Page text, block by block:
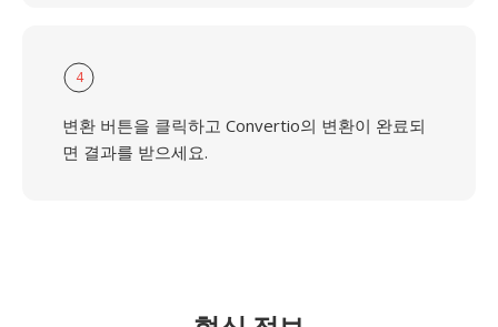
4
변환 버튼을 클릭하고 Convertio의 변환이 완료되
면 결과를 받으세요.